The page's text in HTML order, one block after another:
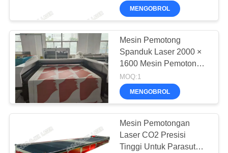
HUBUNGI
KAMI
BERITA
SEKARANG
Mesin Laser Serat
21
MENGOBROL
Mesin Pemotong
Spanduk Laser 2000 ×
1600 Mesin Pemotong
Akrilik 150W
MOQ:1
MENGOBROL
Mesin Pemotongan
Laser CO2 Presisi
Tinggi Untuk Parasut